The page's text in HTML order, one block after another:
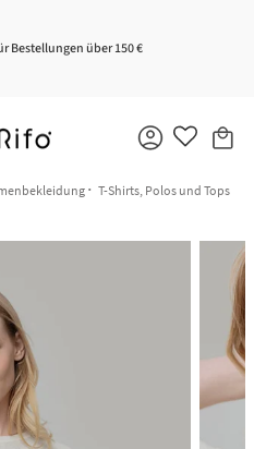
Bestellungen über 150 €
Konto
T-Shirts, Polos und Tops